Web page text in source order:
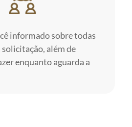
informado sobre todas
solicitação, além de
enquanto aguarda a